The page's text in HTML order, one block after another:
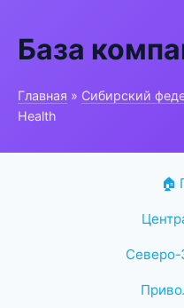
База
Главная » Сибирский
Health
🏠